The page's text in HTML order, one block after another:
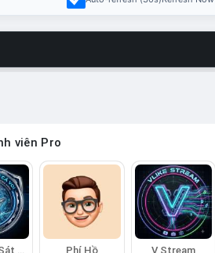
viên Pro
Phí Hồ V Stream